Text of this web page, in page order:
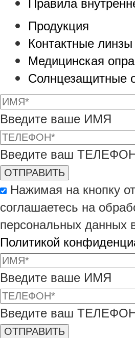
Продукция
Контактные линзы
Медицинская
Солнцезащитные
Введите ваше ИМЯ
Введите ваш
Нажимая на кнопку
соглашаетесь на
персональных данных
Политикой
Введите ваше ИМЯ
Введите ваш